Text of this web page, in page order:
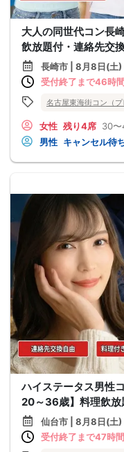
大人の同世代コン長
飲放題付・連絡先交
長崎市 | 8月8日(土
受付終了まで46時間
名古屋東海街コン（プ
女性 残り4席 30
男性 キャンセル待
ハイステータス男性
20～36歳】料理飲放
仙台市 | 8月8日(土
受付終了まで47時間